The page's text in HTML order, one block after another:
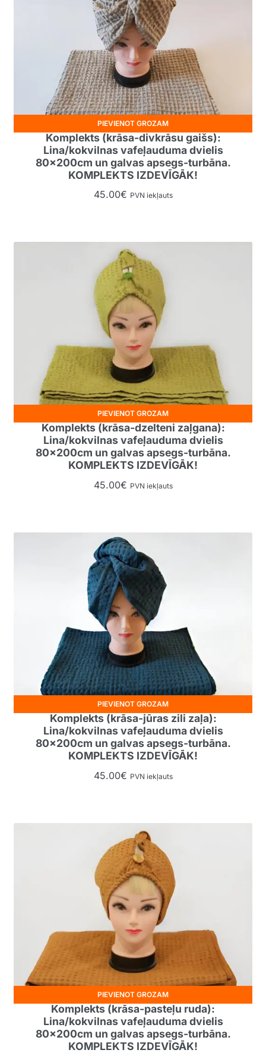
Komplekts (krāsa-divkrāsu gaišs):
Lina/kokvilnas vafeļauduma dvielis
80x200cm un galvas apsegs-turbāna.
KOMPLEKTS IZDEVĪGĀK!
45.00€ PVN iekļauts
PIEVIENOT GROZAM
Komplekts (krāsa-dzelteni zaļgana):
Lina/kokvilnas vafeļauduma dvielis
80x200cm un galvas apsegs-turbāna.
KOMPLEKTS IZDEVĪGĀK!
45.00€ PVN iekļauts
PIEVIENOT GROZAM
Komplekts (krāsa-jūras zili zaļa):
Lina/kokvilnas vafeļauduma dvielis
80x200cm un galvas apsegs-turbāna.
KOMPLEKTS IZDEVĪGĀK!
45.00€ PVN iekļauts
PIEVIENOT GROZAM
Komplekts (krāsa-pasteļu ruda):
Lina/kokvilnas vafeļauduma dvielis
80x200cm un galvas apsegs-turbāna.
KOMPLEKTS IZDEVĪGĀK!
PIEVIENOT GROZAM